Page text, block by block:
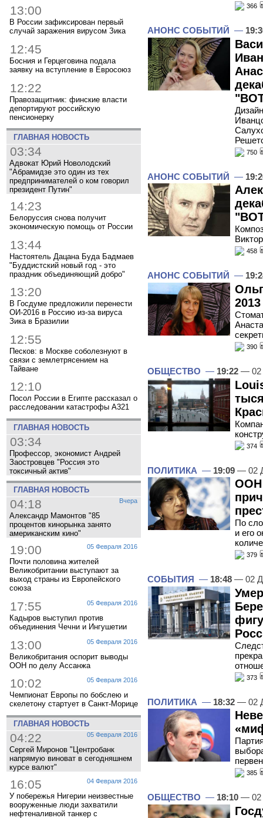
13:00
В России зафиксирован первый
случай заражения вирусом Зика
12:45
Босния и Герцеговина подала
заявку на вступление в Евросоюз
12:22
Правозащитник: финские власти
депортируют российскую
пенсионерку
ГЛАВНАЯ НОВОСТЬ
03:34
Адвокат Юрий Новолодский
"Абрамидзе это один из тех
предпринимателей о ком говорил
президент Путин"
14:23
Белоруссия снова получит
экономическую помощь от России
13:44
Настоятель Дацана Буда Бадмаев
"Буддистский новый год - это
праздник объединяющий добро"
13:20
В Госдуме предложили перенести
ОИ-2016 в Россию из-за вируса
Зика в Бразилии
12:55
Песков: в Москве соболезнуют в
связи с землетрясением на
Тайване
12:10
Посол России в Египте рассказал о
расследовании катастрофы A321
ГЛАВНАЯ НОВОСТЬ
03:34
Профессор, экономист Андрей
Заостровцев "Россия это
токсичный актив"
ГЛАВНАЯ НОВОСТЬ
Вчера
04:18
Александр Мамонтов "85
процентов кинорынка занято
американским кино"
05 Февраля 2016
19:00
Почти половина жителей
Великобритании выступают за
выход страны из Европейского
союза
05 Февраля 2016
17:55
Кадыров выступил против
объединения Чечни и Ингушетии
05 Февраля 2016
13:00
Великобритания оспорит выводы
ООН по делу Ассанжа
05 Февраля 2016
10:02
Чемпионат Европы по бобслею и
скелетону стартует в Санкт-Морице
ГЛАВНАЯ НОВОСТЬ
05 Февраля 2016
04:22
Сергей Миронов "Центробанк
напрямую виноват в сегодняшнем
курсе валют"
04 Февраля 2016
16:05
У побережья Нигерии неизвестные
вооруженные люди захватили
нефтеналивной танкер с
366
АНОНС СОБЫТИЙ —
750
АНОНС СОБЫТИЙ —
458
АНОНС СОБЫТИЙ —
390
ОБЩЕСТВО — 19:22 — 02
374
ПОЛИТИКА — 19:09 — 02
ООН
По
и его
379
СОБЫТИЯ — 18:48 — 02
373
ПОЛИТИКА — 18:32 — 02
385
ОБЩЕСТВО — 18:10 — 02